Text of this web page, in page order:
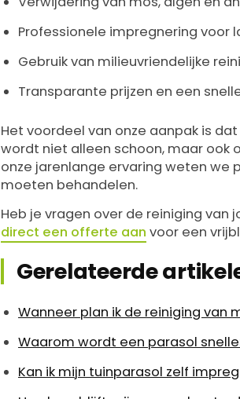
Professionele impregnering voor
Gebruik van milieuvriendelijke
Transparante prijzen en een
Het voordeel van onze aanpak is
wordt niet alleen schoon, maar
onze jarenlange ervaring weten we
moeten behandelen.
Heb je vragen over de reiniging van
direct een offerte aan voor een
Gerelateerde
Wanneer plan ik de reiniging van
Waarom wordt een parasol
Kan ik mijn tuinparasol zelf